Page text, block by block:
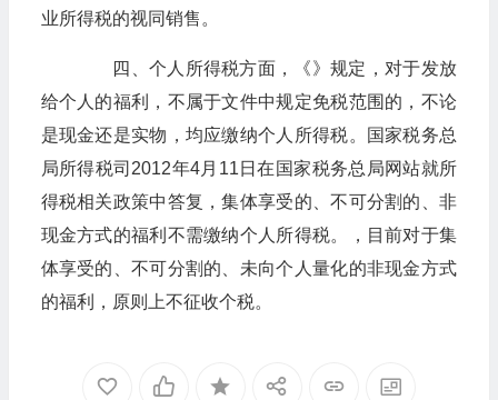
业所得税的视同销售。
四、个人所得税方面，《》规定，对于发放
给个人的福利，不属于文件中规定免税范围的，不论
是现金还是实物，均应缴纳个人所得税。国家税务总
局所得税司2012年4月11日在国家税务总局网站就所
得税相关政策中答复，集体享受的、不可分割的、非
现金方式的福利不需缴纳个人所得税。，目前对于集
体享受的、不可分割的、未向个人量化的非现金方式
的福利，原则上不征收个税。